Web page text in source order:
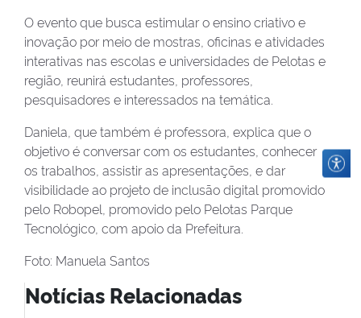
O evento que busca estimular o ensino criativo e
inovação por meio de mostras, oficinas e atividades
interativas nas escolas e universidades de Pelotas e
região, reunirá estudantes, professores,
pesquisadores e interessados na temática.
Daniela, que também é professora, explica que o
objetivo é conversar com os estudantes, conhecer
os trabalhos, assistir as apresentações, e dar
visibilidade ao projeto de inclusão digital promovido
pelo Robopel, promovido pelo Pelotas Parque
Tecnológico, com apoio da Prefeitura.
Foto: Manuela Santos
Notícias Relacionadas